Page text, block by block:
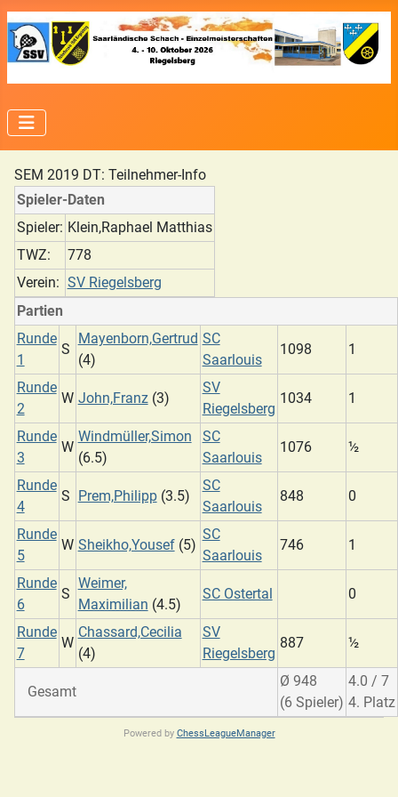
SEM 2019 DT: Teilnehmer-Info
Spieler-Daten
Spieler: Klein,Raphael Matthias
TWZ:
778
Verein: SV Riegelsberg
Partien
Runde
1
S
Mayenborn,Gertrud
(4)
SC
Saarlouis
1098 1
Runde
2
W John,Franz(3)
SV
Riegelsberg
1034 1
Runde
3
W
Windmüller,Simon
(6.5)
SC
Saarlouis
1076 ½
Runde
4
S Prem,Philipp(3.5)
SC
Saarlouis
848 0
Runde
5
W Sheikho,Yousef(5)
SC
Saarlouis
746 1
Runde
6
S
Weimer,
Maximilian (4.5)
SC Ostertal 0
Runde
7
W
Chassard,Cecilia
(4)
SV
Riegelsberg
887 ½
Gesamt
Ø 948
(6 Spieler)
4.0 / 7
4. Platz
Powered by ChessLeagueManager